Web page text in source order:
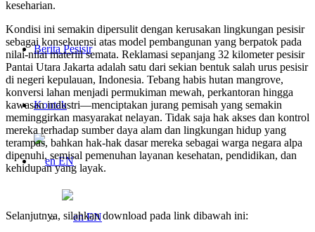
Berita Pesisir
Kontak
EN
EN
keseharian.
Kondisi ini semakin dipersulit dengan kerusakan lingkungan pesisir
sebagai konsekuensi atas model pembangunan yang berpatok pada
nilai-nilai materiil semata. Reklamasi sepanjang 32 kilometer pesisir
Pantai Utara Jakarta adalah satu dari sekian bentuk salah urus pesisir
di negeri kepulauan, Indonesia. Tebang habis hutan mangrove,
konversi lahan menjadi permukiman mewah, perkantoran hingga
kawasan industri—menciptakan jurang pemisah yang semakin
meminggirkan masyarakat nelayan. Tidak saja hak akses dan kontrol
mereka terhadap sumber daya alam dan lingkungan hidup yang
terampas, bahkan hak-hak dasar mereka sebagai warga negara alpa
dipenuhi, semisal pemenuhan layanan kesehatan, pendidikan, dan
kehidupan yang layak.
Selanjutnya, silahkan download pada link dibawah ini: